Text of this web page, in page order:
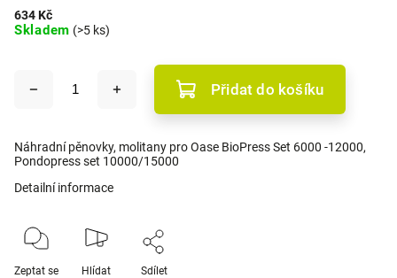
634 Kč
Skladem (>5 ks)
Přidat do košíku
Náhradní pěnovky, molitany pro Oase BioPress Set 6000 -12000,
Pondopress set 10000/15000
Detailní informace
Zeptat se Hlídat Sdílet